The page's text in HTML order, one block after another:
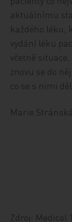
aktuálnímu
každého léku,
vydání léku
včetně
znovu se do
co se s nimi
Marie Stránská
Zdroj: Medical